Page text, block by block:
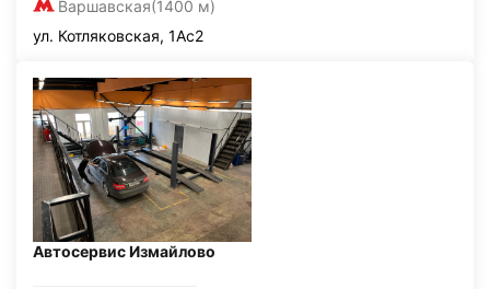
Варшавская(1400 м)
ул. Котляковская, 1Ас2
Автосервис Измайлово